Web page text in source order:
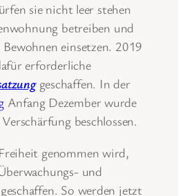
sie nicht leer stehen
betreiben und
einsetzen. 2019
erforderliche
geschaffen. In der
Anfang Dezember wurde
beschlossen.
genommen wird,
und
So werden jetzt